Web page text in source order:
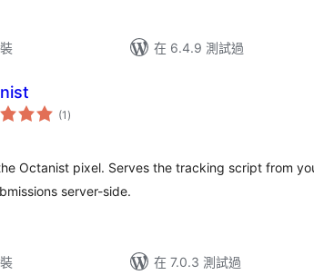
在 6.4.9 測試過
(1 總
評)
Octanist pixel. Serves the tracking script from
server-side.
在 7.0.3 測試過